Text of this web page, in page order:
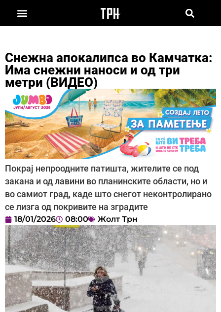
Снежна апокалипса во Камчатка:
Има снежни наноси и од три
метри (ВИДЕО)
Покрај непроодните патишта, жителите се под
закана и од лавини во планинските области, но и
во самиот град, каде што снегот неконтролирано
се лизга од покривите на зградите
18/01/2026 08:00 Жолт Трн